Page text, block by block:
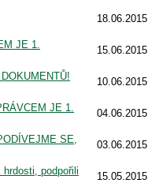
18.06.2015
JE 1.
15.06.2015
10.06.2015
JE 1.
04.06.2015
SE,
03.06.2015
podpořili
15.05.2015